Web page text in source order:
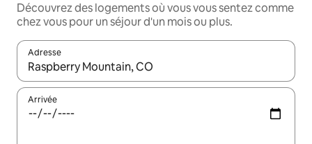
Découvrez des logements où vous vous sentez comme
chez vous pour un séjour d'un mois ou plus.
Adresse
Lorsque les résultats s'affichent, utilisez les flèches vers le
Arrivée